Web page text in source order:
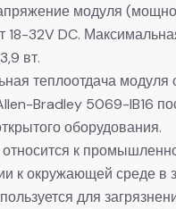
модуля
18-32V DC.
вт.
теплоотдача модуля
Bradley 5069-IB16
оборудования.
к
к окружающей среде в
для